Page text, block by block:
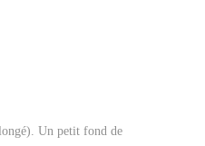
Un petit fond de